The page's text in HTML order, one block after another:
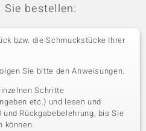
Sie bestellen:
bzw. die Schmuckstücke Ihrer
Sie bitte den Anweisungen.
Schritte
etc.) und lesen und
Rückgabebelehrung, bis Sie
können.